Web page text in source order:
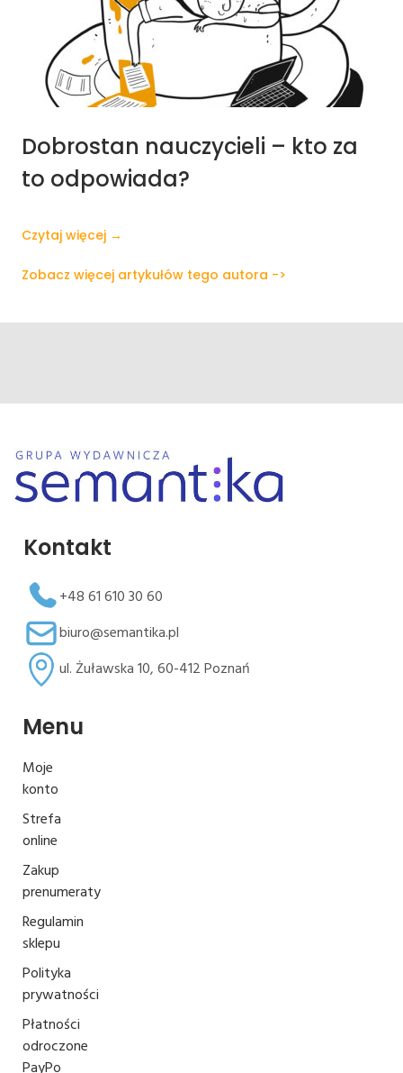
Dobrostan nauczycieli – kto za
to odpowiada?
Czytaj więcej →
Zobacz więcej artykułów tego autora ->
Kontakt
+48 61 610 30 60
biuro@semantika.pl
ul. Żuławska 10, 60-412 Poznań
Menu
Moje
konto
Strefa
online
Zakup
prenumeraty
Regulamin
sklepu
Polityka
prywatności
Płatności
odroczone